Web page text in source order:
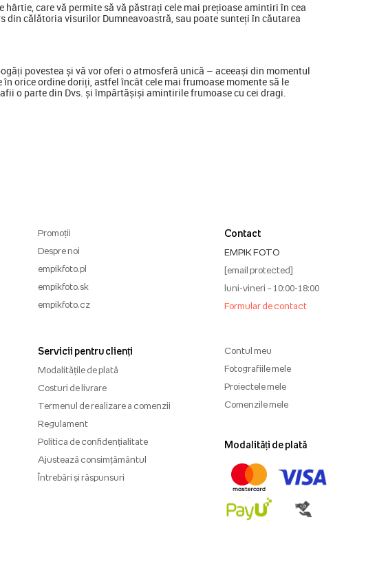
care vă permite să vă păstrați cele mai prețioase amintiri în cea
din călătoria visurilor Dumneavoastră, sau poate sunteți în căutarea
povestea și vă vor oferi o atmosferă unică – aceeași din momentul
orice ordine doriți, astfel încât cele mai frumoase momente să le
o parte din Dvs. și împărtășiși amintirile frumoase cu cei dragi.
Promoții
Despre noi
empikfoto.pl
empikfoto.sk
empikfoto.cz
Servicii pentru clienți
Modalitățile de plată
Costuri de livrare
Termenul de realizare a comenzii
Regulament
Politica de confidențialitate
Ajustează consimțământul
Întrebări și răspunsuri
Contact
EMPIK FOTO
[email protected]
luni-vineri – 10:00-18:00
Formular de contact
Contul meu
Fotografiile mele
Proiectele mele
Comenzile mele
Modalități de plată